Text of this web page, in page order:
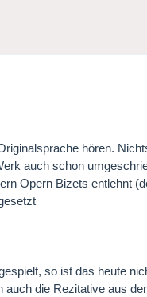
hören.
auch schon
Opern Bizets entlehnt
so ist das heute
die Rezitative aus